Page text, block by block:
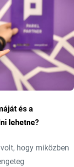
és a
lehetne?
hogy miközben